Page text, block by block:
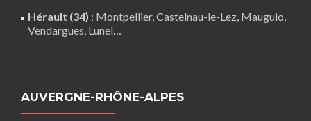
Hérault (34) : Montpellier,Castelnau-le-Lez, Mauguio,
Vendargues, Lunel…
AUVERGNE-RHÔNE-ALPES